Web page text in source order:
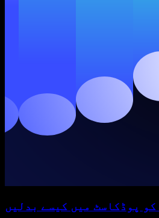
کو پوڈکاسٹ میں کیسے بدلیں